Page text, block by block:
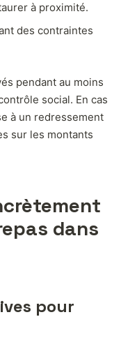
à proximité.
des contraintes
pendant au moins
social. En cas
à un redressement
sur les montants
dans
pour